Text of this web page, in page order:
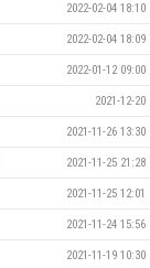
2022-02-04 18:10
2022-02-04 18:09
2022-01-12 09:00
2021-12-20
2021-11-26 13:30
2021-11-25 21:28
2021-11-25 12:01
2021-11-24 15:56
2021-11-19 10:30